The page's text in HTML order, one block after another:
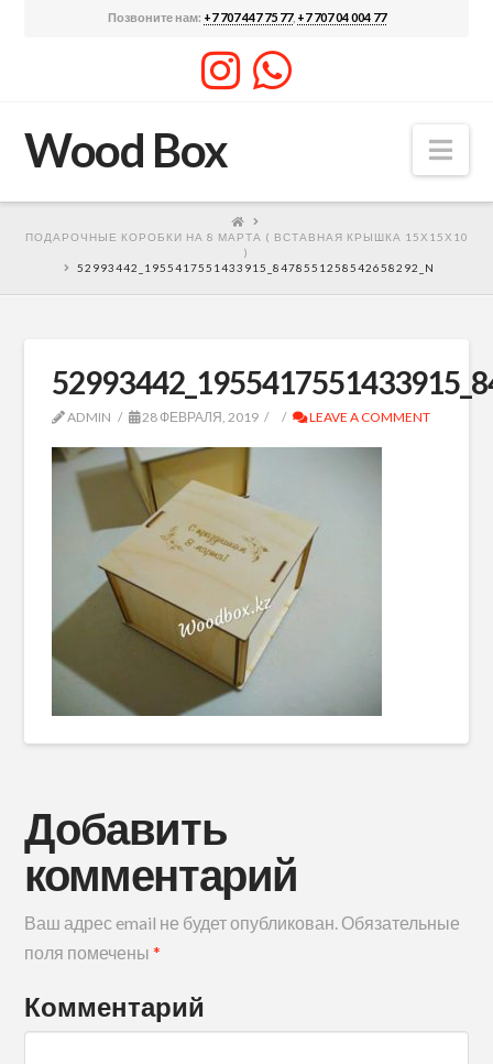
Позвоните нам: +7 707 447 75 77, +7 707 04 004 77
Wood Box
ПОДАРОЧНЫЕ КОРОБКИ НА 8 МАРТА ( ВСТАВНАЯ КРЫШКА 15Х15Х10
)
52993442_1955417551433915_8478551258542658292_N
ADMIN 28 ФЕВРАЛЯ, 2019 LEAVE A COMMENT
Добавить
комментарий
Ваш адрес email не будет опубликован. Обязательные
поля помечены*
Комментарий